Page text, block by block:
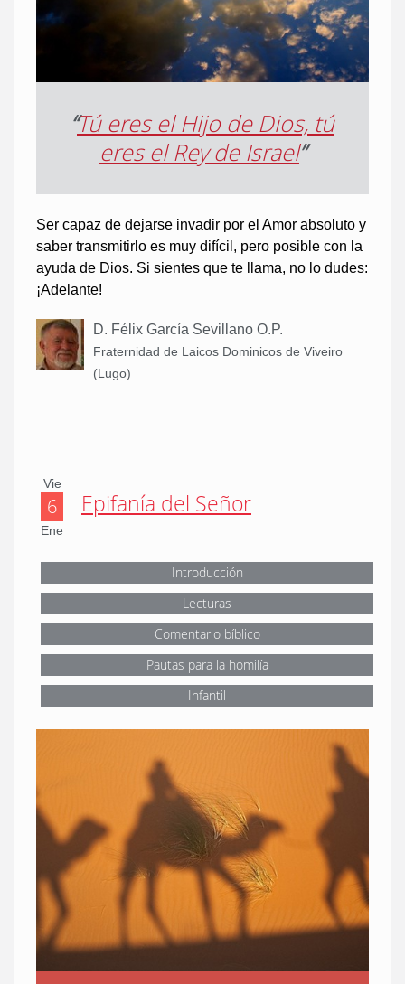
“Tú eres el Hijo de Dios, tú
eres el Rey de Israel”
Ser capaz de dejarse invadir por el Amor absoluto y
saber transmitirlo es muy difícil, pero posible con la
ayuda de Dios. Si sientes que te llama, no lo dudes:
¡Adelante!
D. Félix García Sevillano O.P.
Fraternidad de Laicos Dominicos de Viveiro
(Lugo)
Vie
6
Ene
Epifanía del Señor
Introducción
Lecturas
Comentario bíblico
Pautas para la homilía
Infantil